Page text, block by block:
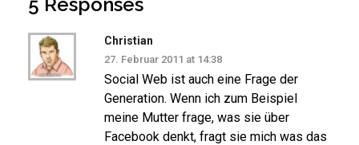
Christian
27. Februar 2011 at 14:38
Social Web ist auch eine Frage der
Generation. Wenn ich zum Beispiel
meine Mutter frage, was sie über
Facebook denkt, fragt sie mich was das